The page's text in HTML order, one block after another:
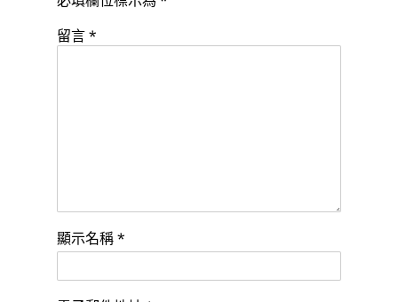
留言 *
顯示名稱 *